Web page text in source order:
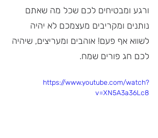
ורגע ומבטיחים לכם שכל מה שאתם
נותנים ומקריבים מעצמכם לא יהיה
לשווא אף פעם! אוהבים ומעריצים, שיהיה
לכם חג פורים שמח.
https://www.youtube.com/watch?
v=XN5A3a36Lc8